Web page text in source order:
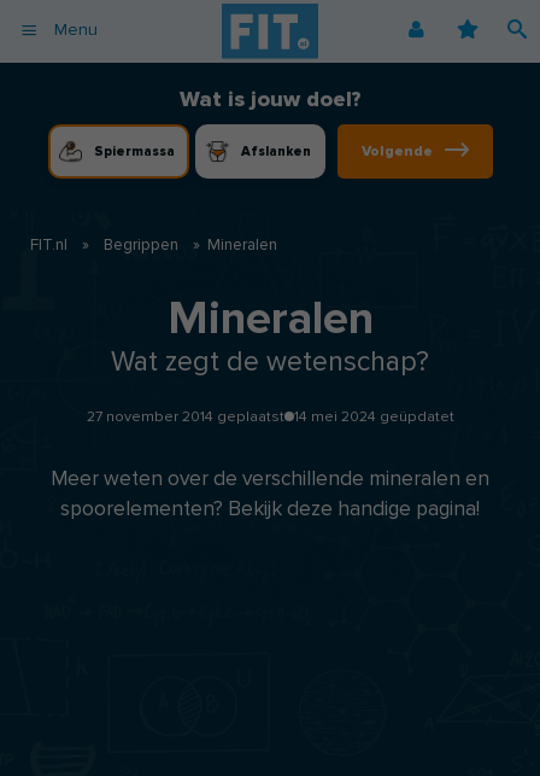
Menu
Cardio
Herstel
Mindset
Voedingssupplementen
Voedingsschema
Fitnessschema
Podcast voor professionals
Vegetarische recepten
Vegan recepten
Coaching
Vacatures
Nieuwsbrief
Wat is jouw doel?
Spiermassa Afslanken Volgende
FIT.nl » Begrippen » Mineralen
Mineralen
Wat zegt de wetenschap?
27 november 2014 geplaatst 14 mei 2024 geüpdatet
Meer weten over de verschillende mineralen en
spoorelementen? Bekijk deze handige pagina!